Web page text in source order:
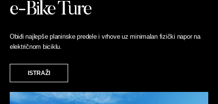
e-Bike Ture
Obiđi najlepše planinske predele i vrhove uz minimalan fizički napor na
električnom biciklu.
ISTRAŽI